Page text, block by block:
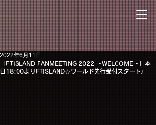
「FTISLAND FANMEETING 2022 〜WELCOME〜」本
日18:00よりFTISLAND☆ワールド先行受付スタート♪
2022年6月11日